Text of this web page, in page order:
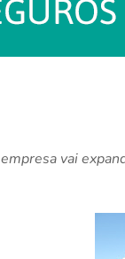
empresa vai